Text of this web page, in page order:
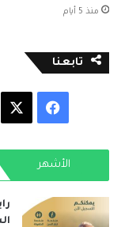
منذ 5 أيام
تابعنا
فيسبوك
الأشهر